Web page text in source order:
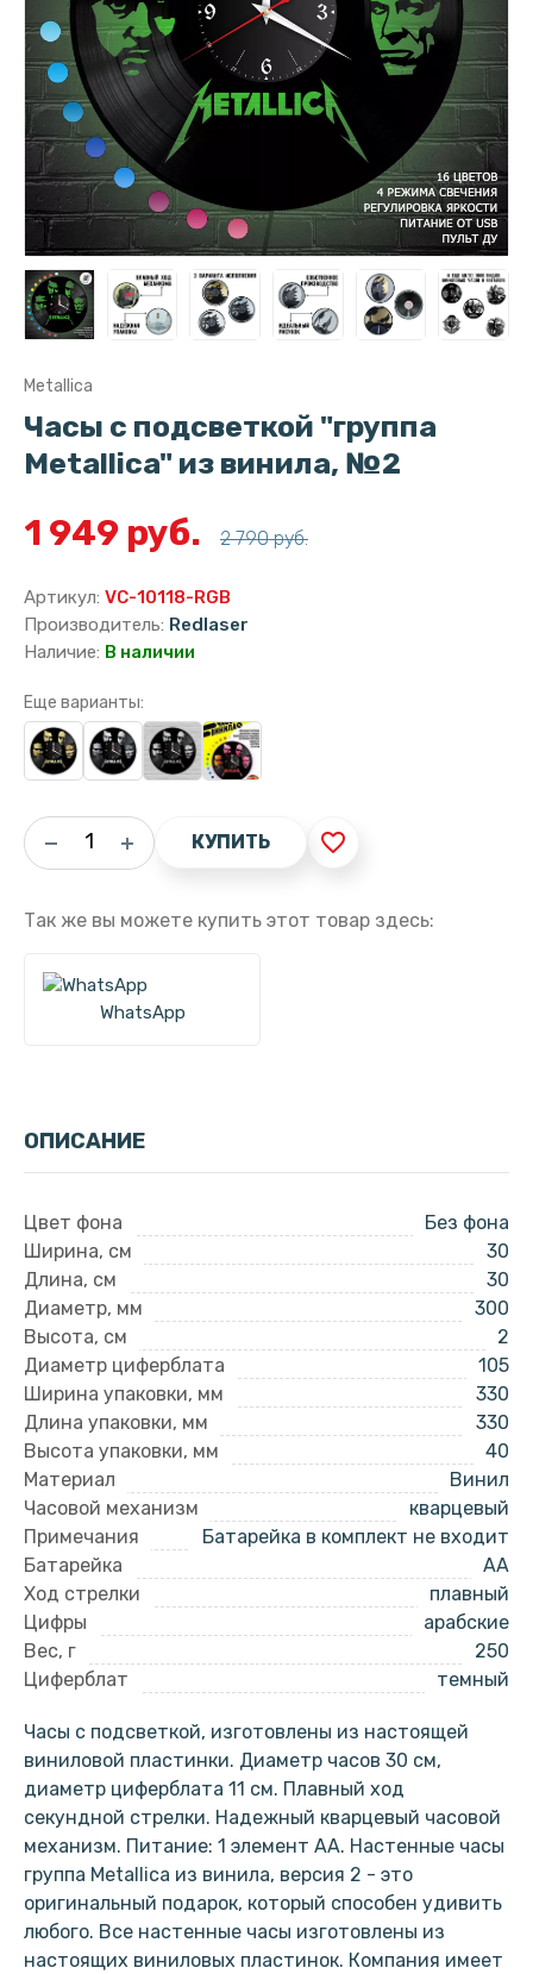
Metallica
Часы с подсветкой "группа
Metallica" из винила, №2
1 949 руб. 2 790 руб.
Артикул: VC-10118-RGB
Производитель: Redlaser
Наличие: В наличии
Еще варианты:
КУПИТЬ favorite_border
Так же вы можете купить этот товар здесь:
WhatsApp
ОПИСАНИЕ
Цвет фона
Без фона
Ширина, см
30
Длина, см
30
Диаметр, мм
300
Высота, см
2
Диаметр циферблата
105
Ширина упаковки, мм
330
Длина упаковки, мм
330
Высота упаковки, мм
40
Материал
Винил
Часовой механизм
кварцевый
Примечания
Батарейка в комплект не входит
Батарейка
AA
Ход стрелки
плавный
Цифры
арабские
Вес, г
250
Циферблат
темный
Часы с подсветкой, изготовлены из настоящей
виниловой пластинки. Диаметр часов 30 см,
диаметр циферблата 11 см. Плавный ход
секундной стрелки. Надежный кварцевый часовой
механизм. Питание: 1 элемент АА. Настенные часы
группа Metallica из винила, версия 2 - это
оригинальный подарок, который способен удивить
любого. Все настенные часы изготовлены из
настоящих виниловых пластинок. Компания имеет